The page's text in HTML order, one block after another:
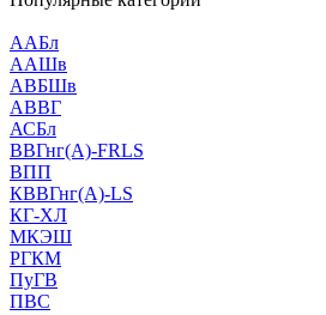
ААБл
ААШв
АВБШв
АВВГ
АСБл
ВВГнг(А)-FRLS
ВПП
КВВГнг(А)-LS
КГ-ХЛ
МКЭШ
РГКМ
ПуГВ
ПВС